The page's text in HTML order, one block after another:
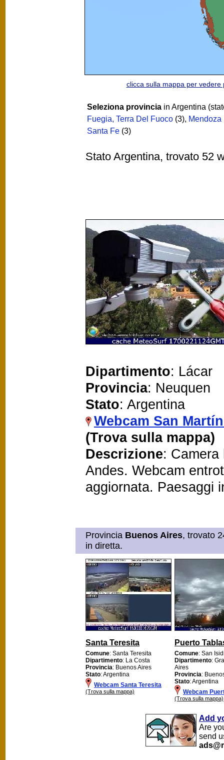
clicca sulla mappa per vedere
Seleziona provincia in Argentina
Fuegia, Terra Del Fuoco (3), Mendoza
Santa Fe (3)
Stato Argentina, trovato 52
Dipartimento: Lácar
Provincia: Neuquen
Stato: Argentina
Webcam San
(Trova sulla mappa)
Descrizione:
Andes. Webcam
aggiornata. Paesaggi
Provincia Buenos Aires, trovato
in diretta.
Santa Teresita
Comune: Santa Teresita
Dipartimento: La Costa
Provincia: Buenos Aires
Stato: Argentina
Webcam Santa Teresita
(Trova sulla mappa)
Puerto
Comune: San
Dipartimento:
Aires
Provincia:
Stato: Argentina
Webcam
(Trova sulla mappa)
Add
Are
send